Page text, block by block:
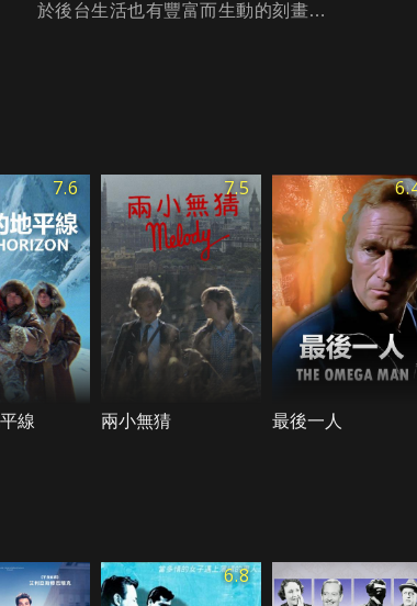
於後台生活也有豐富而生動的刻畫…
7.6
線
7.5
兩小無猜 最後一人
6.8